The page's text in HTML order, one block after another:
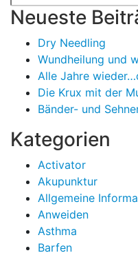
nach:
Neueste
Dry Needling
Wundheilung und
Alle Jahre
Die Krux mit der
Bänder- und
Kategorien
Activator
Akupunktur
Allgemeine
Anweiden
Asthma
Barfen